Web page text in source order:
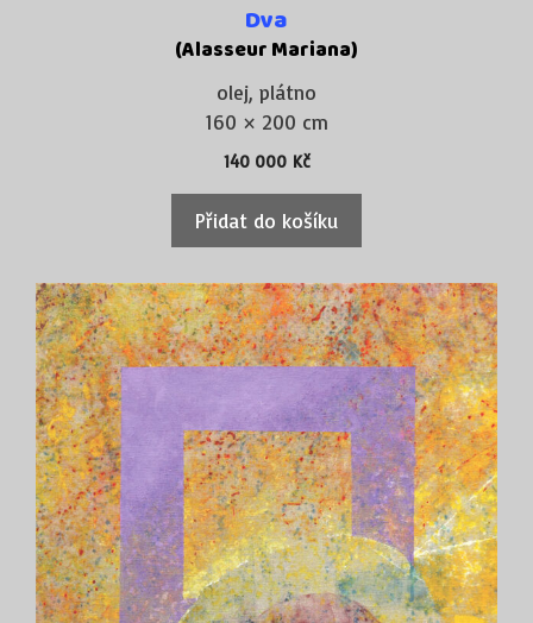
Dva
(Alasseur Mariana)
olej, plátno
160 × 200 cm
140 000 Kč
Přidat do košíku